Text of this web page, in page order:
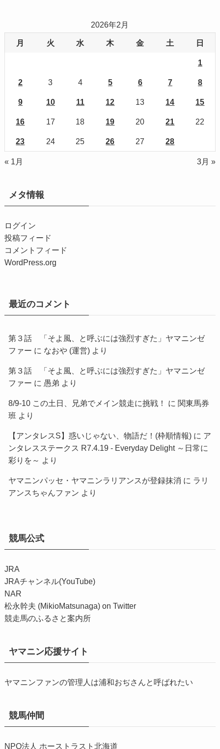
2026年2月
月 火 水 木 金 土 日
1
2 3 4 5 6 7 8
9 10 11 12 13 14 15
16 17 18 19 20 21 22
23 24 25 26 27 28
« 1月 3月 »
メタ情報
ログイン
投稿フィード
コメントフィード
WordPress.org
最近のコメント
第３話 「そよ風、と呼ぶには強烈すぎた」ヤマニンゼ
ファー に なおや (運営)より
第３話 「そよ風、と呼ぶには強烈すぎた」ヤマニンゼ
ファー に 愚弟 より
8/9-10 この土日、兄弟でメイン競走に挑戦！ に 関東馬券
班 より
【アンタレスS】惑いじゃない、物語だ！(枠順情報)に ア
ンタレスステークス R7.4.19 - Everyday Delight ～日常に
彩りを～ より
ヤマニンパッセ・ヤマニンラリアンスが登録抹消 に ラリ
アンスちゃんファン より
競馬公式
JRA
JRAチャンネル(YouTube)
NAR
松永幹夫 (MikioMatsunaga) on Twitter
競走馬のふるさと案内所
ヤマニン応援サイト
ヤマニンファンの管理人は浦和おぢさんと呼ばれたい
競馬仲間
NPO法人 ホーストラスト北海道